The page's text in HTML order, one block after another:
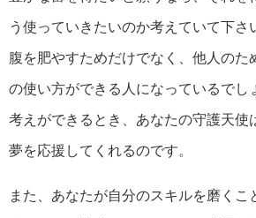
う使っていきたいのか考えていて下さ
腹を肥やすためだけでなく、他人のた
の使い方ができる人になっているでし
考えができるとき、あなたの守護天使
夢を応援してくれるのです。
また、あなたが自分のスキルを磨くこ